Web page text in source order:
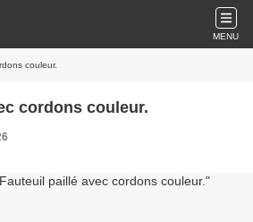
MENU
couleur.
cordons couleur.